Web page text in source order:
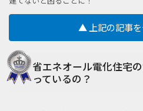
▲ 上記の記事を
省エネオール電化住宅
っているの？